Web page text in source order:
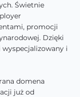
Świetnie
promocji
Dzięki
i
domena
już od